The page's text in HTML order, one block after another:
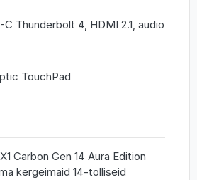
C Thunderbolt 4, HDMI 2.1, audio
TouchPad
Carbon Gen 14 Aura Edition
kergeimaid 14-tolliseid